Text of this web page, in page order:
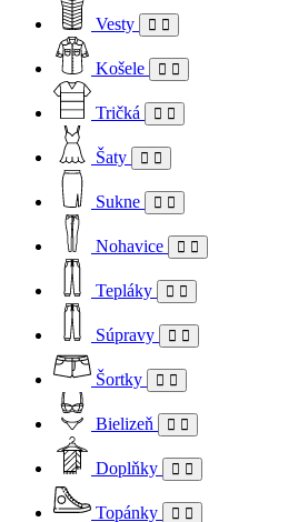
Vesty
Košele
Tričká
Šaty
Sukne
Nohavice
Tepláky
Súpravy
Šortky
Bielizeň
Doplňky
Topánky